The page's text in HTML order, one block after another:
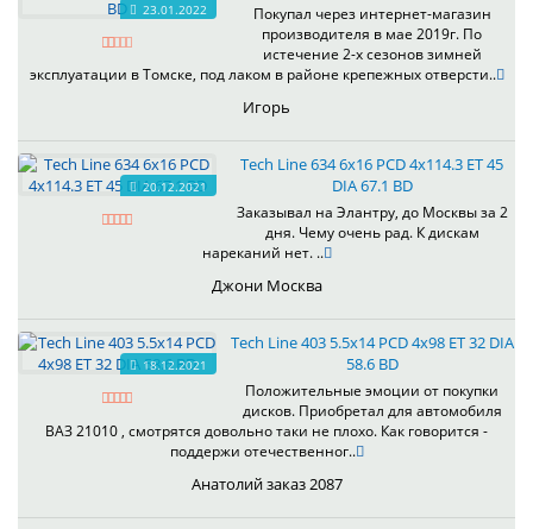
23.01.2022
Покупал через интернет-магазин
производителя в мае 2019г. По
истечение 2-х сезонов зимней
эксплуатации в Томске, под лаком в районе крепежных отверсти..
Игорь
20.12.2021
Tech Line 634 6x16 PCD 4x114.3 ET 45
DIA 67.1 BD
Заказывал на Элантру, до Москвы за 2
дня. Чему очень рад. К дискам
нареканий нет. ..
Джони Москва
18.12.2021
Tech Line 403 5.5x14 PCD 4x98 ET 32 DIA
58.6 BD
Положительные эмоции от покупки
дисков. Приобретал для автомобиля
ВАЗ 21010 , смотрятся довольно таки не плохо. Как говорится -
поддержи отечественног..
Анатолий заказ 2087